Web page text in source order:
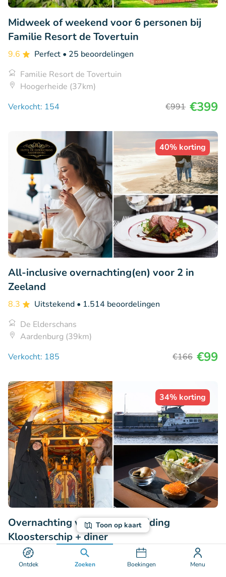
Ontdek Zoeken Boekingen Menu
Toon op kaart
Midweek of weekend voor 6 personen bij
Familie Resort de Tovertuin
9.6 Perfect • 25 beoordelingen
Familie Resort de Tovertuin
Hoogerheide (37km)
Verkocht: 154
€991 €399
40% korting
All-inclusive overnachting(en) voor 2 in
Zeeland
8.3 Uitstekend • 1.514 beoordelingen
De Elderschans
Aardenburg (39km)
Verkocht: 185
€166 €99
34% korting
Overnachting voor 2 + rondleiding
Kloosterschip + diner
• 530 beoordelingen